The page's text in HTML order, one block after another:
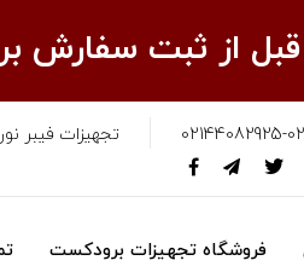
قبل از ثبت سفارش
02144082925-
تجهیزات فیبر
فروشگاه تجهیزات برودکست